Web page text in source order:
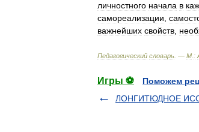
личностного начала в
самореализации
важнейших свойств
Педагогический словарь . — М :
Игры ⚽
Поможем
ЛОНГИТЮДНОЕ